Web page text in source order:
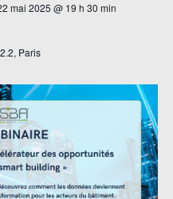
mai 2025 @ 19 h 30 min
Paris